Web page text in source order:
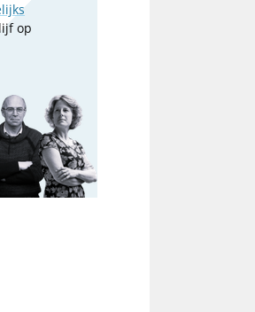
op